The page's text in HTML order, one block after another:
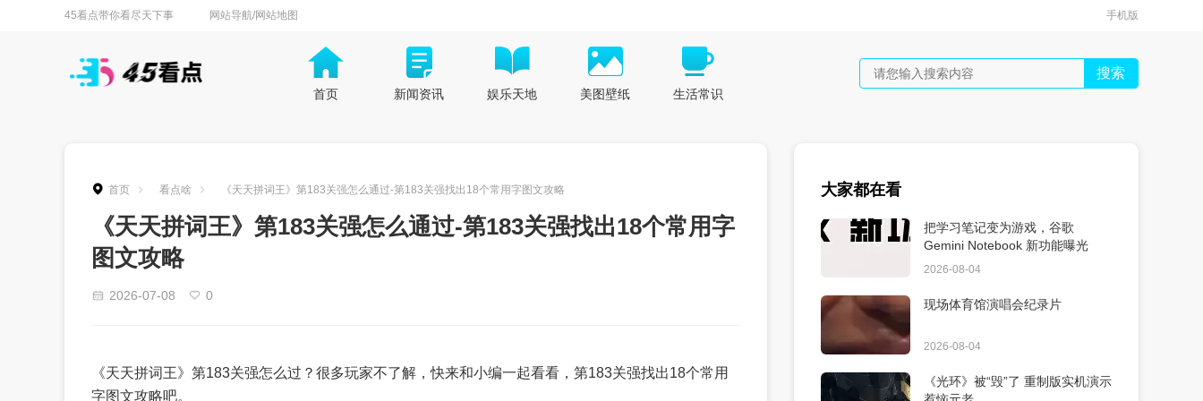
45看点带你看尽天下事 网站导航/网站地图 手机版
首页 新闻资讯 娱乐天地 美图壁纸 生活常识
搜索
首页 看点啥 《天天拼词王》第183关强怎么通过-第183关强找出18个常用字图文攻略
《天天拼词王》第183关强怎么通过-第183关强找出18个常用字
图文攻略
2026-07-08 0
《天天拼词王》第183关强怎么过？很多玩家不了解，快来和小编一起看看，第183关强找出18个常用
字图文攻略吧。
大家都在看
把学习笔记变为游戏，谷歌
Gemini Notebook 新功能曝光
2026-08-04
现场体育馆演唱会纪录片
2026-08-04
《光环》被“毁”了 重制版实机演示